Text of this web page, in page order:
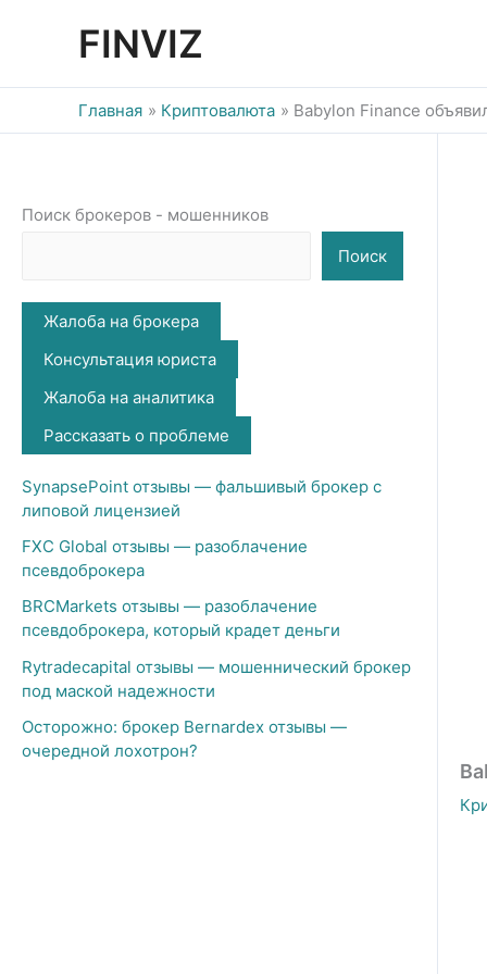
FINVIZ
Главная Криптовалюта Babylon Finance
Поиск брокеров - мошенников
Поиск
Жалоба на брокера
Консультация юриста
Жалоба на аналитика
Рассказать о проблеме
SynapsePoint отзывы — фальшивый брокер с
липовой лицензией
FXC Global отзывы — разоблачение
псевдоброкера
BRCMarkets отзывы — разоблачение
псевдоброкера, который крадет деньги
Rytradecapital отзывы — мошеннический брокер
под маской надежности
Осторожно: брокер Bernardex отзывы —
очередной лохотрон?